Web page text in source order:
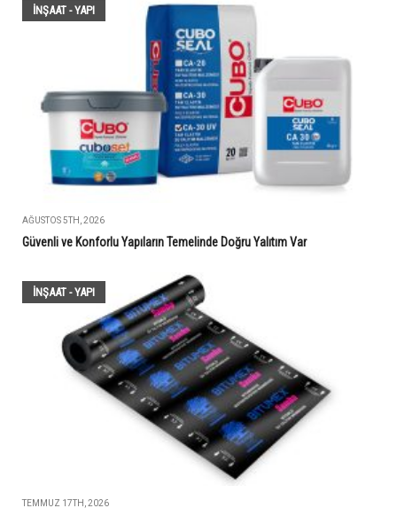
İNŞAAT - YAPI
AĞUSTOS 5TH, 2026
Güvenli ve Konforlu Yapıların Temelinde Doğru Yalıtım Var
İNŞAAT - YAPI
TEMMUZ 17TH, 2026